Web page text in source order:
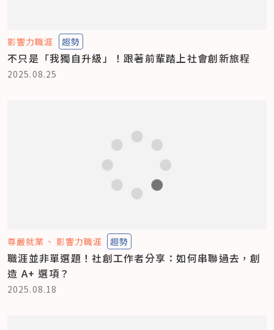
影響力職涯 趨勢
不只是「我獨自升級」！跟著前輩踏上社會創新旅程
2025.08.25
尊嚴就業 影響力職涯 趨勢
職涯並非單選題！社創工作者分享：如何串聯過去，創
造 A+ 選項？
2025.08.18